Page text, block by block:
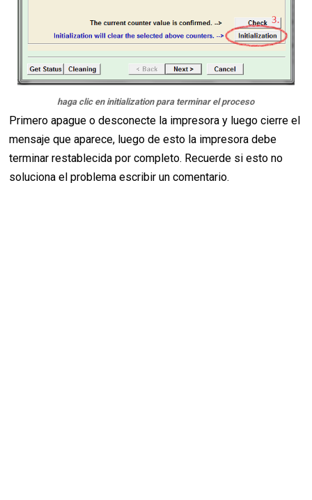
haga clic en initialization para terminar el proceso
Primero apague o desconecte la impresora y luego cierre el
mensaje que aparece, luego de esto la impresora debe
terminar restablecida por completo. Recuerde si esto no
soluciona el problema escribir un comentario.